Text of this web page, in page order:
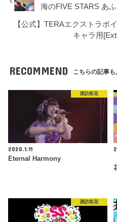
海のFIVE STARS あ
【公式】TERAエクストラ
キャラ用
RECOMMEND こちらの記事も
諏訪彩花
2020.1.11
Eternal Harmony
諏訪彩花